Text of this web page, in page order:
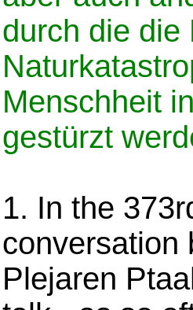
durch die die
Menschheit
gestürzt
1. In the
conversation
Plejaren